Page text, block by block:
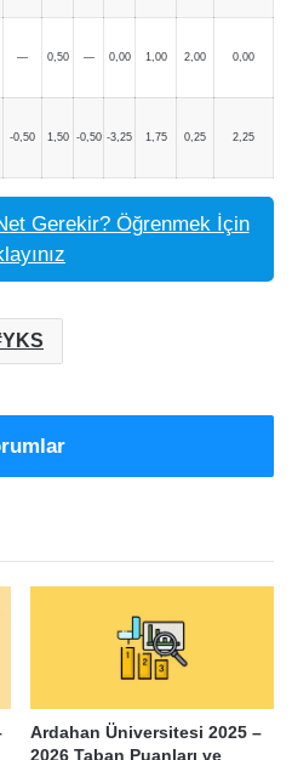
— 0,50 — 0,00 1,00 2,00 0,00
-0,50 1,50 -0,50 -3,25 1,75 0,25 2,25
Gerekir? Öğrenmek İçin
YKS
Ardahan Üniversitesi 2025 –
2026 Taban Puanları ve